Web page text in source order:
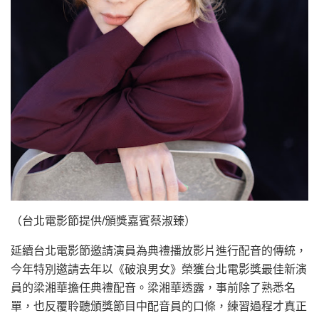
（台北電影節提供/頒獎嘉賓蔡淑臻）
延續台北電影節邀請演員為典禮播放影片進行配音的傳統，
今年特別邀請去年以《破浪男女》榮獲台北電影獎最佳新演
員的梁湘華擔任典禮配音。梁湘華透露，事前除了熟悉名
單，也反覆聆聽頒獎節目中配音員的口條，練習過程才真正